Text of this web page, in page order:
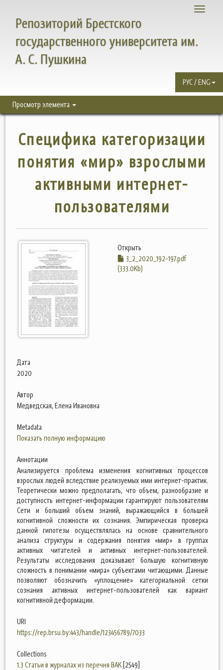
Toggle
Репозиторий Брестского
государственного университета им.
А. С. Пушкина
РУС / ENG
Просмотр элемента
Специфика категоризации
понятия «мир» взрослыми
активными интернет-
пользователями
Открыть
3_2_2020_192-197.pdf
(333.0Kb)
Дата
2020
Автор
Медведская, Елена Ивановна
Metadata
Показать полную информацию
Аннотации
Анализируется проблема изменения когнитивных процессов
взрослых людей вследствие реализуемых ими интернет-практик.
Теоретически можно предполагать, что объем, разнообразие и
доступность интернет-информации гарантируют пользователям
Сети и больший объем знаний, выражающийся в большей
когнитивной сложности их сознания. Эмпирическая проверка
данной гипотезы осуществлялась на основе сравнительного
анализа структуры и содержания понятия «мир» в группах
активных читателей и активных интернет-пользователей.
Результаты исследования доказывают большую когнитивную
сложность в понимании «мира» субъектами читающими. Данные
позволяют обозначить «уплощение» категориальной сетки
сознания активных интернет-пользователей как вариант
когнитивной деформации.
URI
https://rep.brsu.by:443/handle/123456789/7033
Collections
1.3 Статьи в журналах из перечня ВАК [2549]